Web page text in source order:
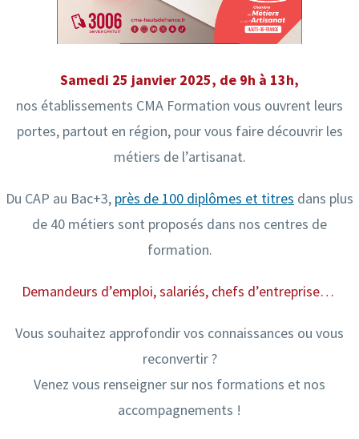
Samedi 25 janvier 2025, de 9h à 13h,
nos établissements CMA Formation vous ouvrent leurs
portes, partout en région, pour vous faire découvrir les
métiers de l’artisanat.
Du CAP au Bac+3, près de 100 diplômes et titres dans plus
de 40 métiers sont proposés dans nos centres de
formation.
Demandeurs d’emploi, salariés, chefs d’entreprise…
Vous souhaitez approfondir vos connaissances ou vous
reconvertir ?
Venez vous renseigner sur nos formations et nos
accompagnements !